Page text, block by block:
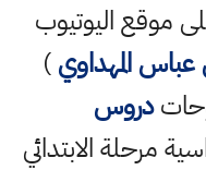
موقع اليوتيوب
المهداوي)
دروس
مرحلة الابتدائي